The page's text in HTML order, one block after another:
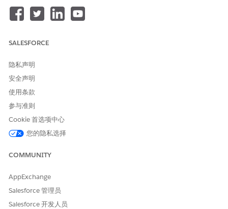
从“设置”中，在快速查找框中，输入
置
。
对于参考数据加载日志，选择
SALESFORCE
隐私声明
安全声明
使用条款
参与准则
Cookie 首选项中心
您的隐私选择
COMMUNITY
AppExchange
Salesforce 管理员
Salesforce 开发人员